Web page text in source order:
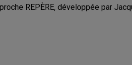
REPÈRE, développée par